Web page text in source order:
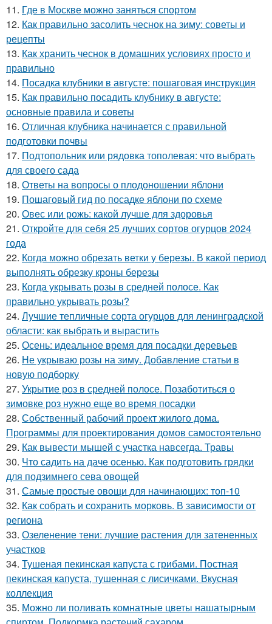
11. Где в Москве можно заняться спортом
12. Как правильно засолить чеснок на зиму: советы и
рецепты
13. Как хранить чеснок в домашних условиях просто и
правильно
14. Посадка клубники в августе: пошаговая инструкция
15. Как правильно посадить клубнику в августе:
основные правила и советы
16. Отличная клубника начинается с правильной
подготовки почвы
17. Подтопольник или рядовка тополевая: что выбрать
для своего сада
18. Ответы на вопросы о плодоношении яблони
19. Пошаговый гид по посадке яблони по схеме
20. Овес или рожь: какой лучше для здоровья
21. Откройте для себя 25 лучших сортов огурцов 2024
года
22. Когда можно обрезать ветки у березы. В какой период
выполнять обрезку кроны березы
23. Когда укрывать розы в средней полосе. Как
правильно укрывать розы?
24. Лучшие тепличные сорта огурцов для ленинградской
области: как выбрать и вырастить
25. Осень: идеальное время для посадки деревьев
26. Не укрываю розы на зиму. Добавление статьи в
новую подборку
27. Укрытие роз в средней полосе. Позаботиться о
зимовке роз нужно еще во время посадки
28. Собственный рабочий проект жилого дома.
Программы для проектирования домов самостоятельно
29. Как вывести мышей с участка навсегда. Травы
30. Что садить на даче осенью. Как подготовить грядки
для подзимнего сева овощей
31. Самые простые овощи для начинающих: топ-10
32. Как собрать и сохранить морковь. В зависимости от
региона
33. Озеленение тени: лучшие растения для затененных
участков
34. Тушеная пекинская капуста с грибами. Постная
пекинская капуста, тушенная с лисичками. Вкусная
коллекция
35. Можно ли поливать комнатные цветы нашатырным